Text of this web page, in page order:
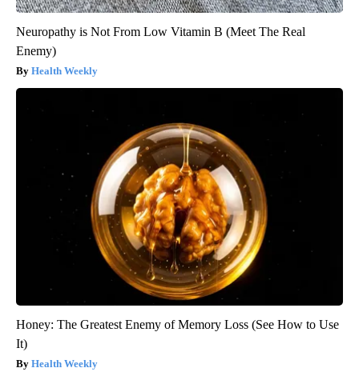
Neuropathy is Not From Low Vitamin B (Meet The Real
Enemy)
Health Weekly
Honey: The Greatest Enemy of Memory Loss (See How to Use
It)
Health Weekly